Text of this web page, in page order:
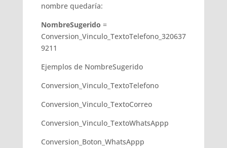
nombre quedaría:
NombreSugerido =
Conversion_Vinculo_TextoTelefono_320637
9211
Ejemplos de NombreSugerido
Conversion_Vinculo_TextoTelefono
Conversion_Vinculo_TextoCorreo
Conversion_Vinculo_TextoWhatsAppp
Conversion_Boton_WhatsAppp